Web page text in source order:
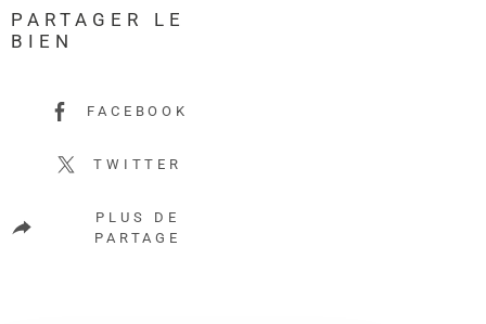
PARTAGER LE
BIEN
FACEBOOK
TWITTER
PLUS DE
PARTAGE